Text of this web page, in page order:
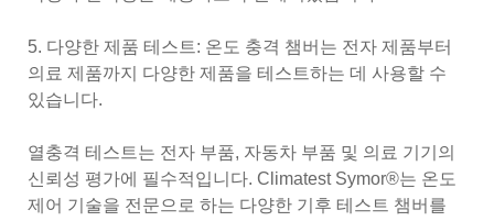
5. 다양한 제품 테스트: 온도 충격 챔버는 전자 제품부터
의료 제품까지 다양한 제품을 테스트하는 데 사용할 수
있습니다.
열충격 테스트는 전자 부품, 자동차 부품 및 의료 기기의
신뢰성 평가에 필수적입니다. Climatest Symor®는 온도
제어 기술을 전문으로 하는 다양한 기후 테스트 챔버를